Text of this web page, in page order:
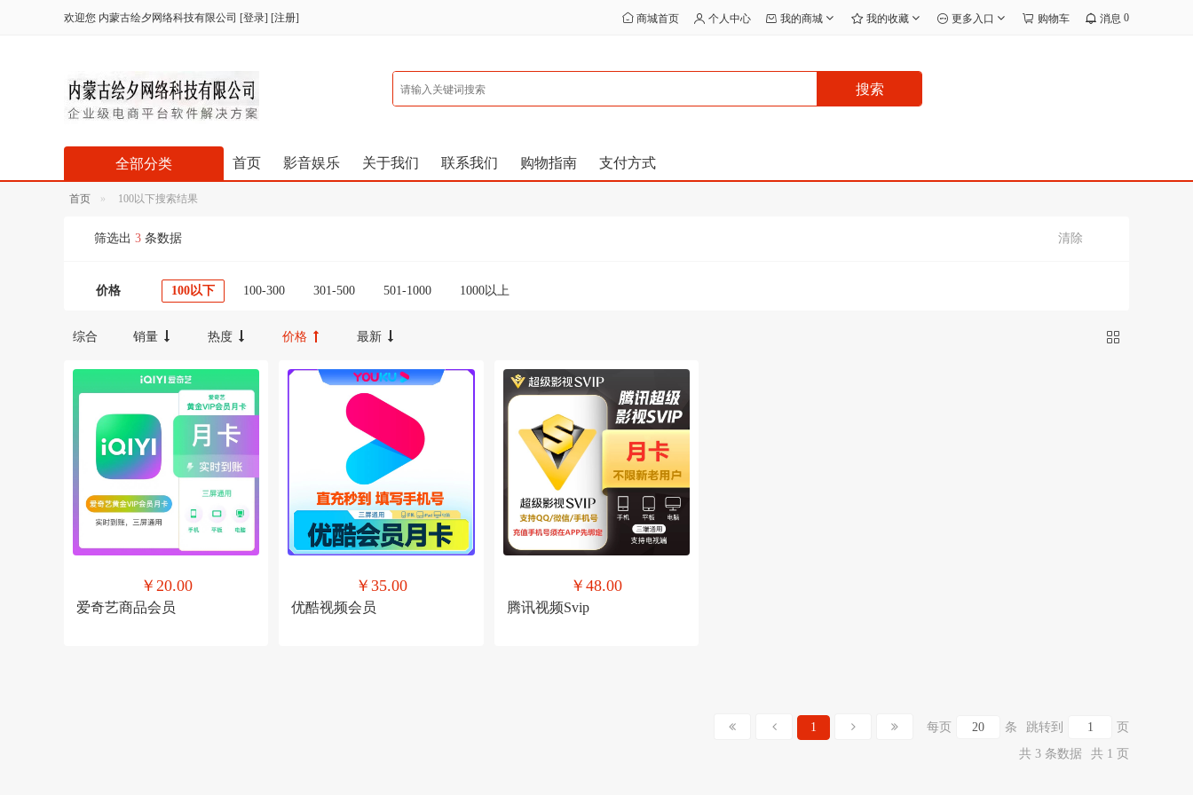
欢迎您 内蒙古绘夕网络科技有限公司 [登录] [注册] 商城首页 个人中心 我的商城 我的收藏 更多入口 购物车 消息 0
搜索
首页 影音娱乐 关于我们 联系我们 购物指南 支付方式
全部分类
首页 100以下搜索结果
筛选出 3 条数据 清除
价格 100以下 100-300 301-500 501-1000 1000以上
综合 销量 热度 价格 最新
￥20.00
爱奇艺商品会员
￥35.00
优酷视频会员
￥48.00
腾讯视频Svip
1 每页 条 跳转到
页
共 3 条数据
共 1 页